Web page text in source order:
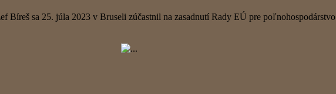
Bíreš sa 25. júla 2023 v Bruseli zúčastnil na zasadnutí Rady EÚ pre